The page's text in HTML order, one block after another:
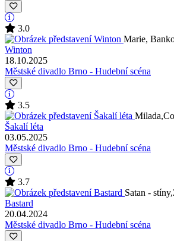
3.0
Marie,
Winton
18.10.2025
Městské divadlo Brno - Hudební scéna
3.5
Šakalí léta
03.05.2025
Městské divadlo Brno - Hudební scéna
3.7
Satan -
Bastard
20.04.2024
Městské divadlo Brno - Hudební scéna